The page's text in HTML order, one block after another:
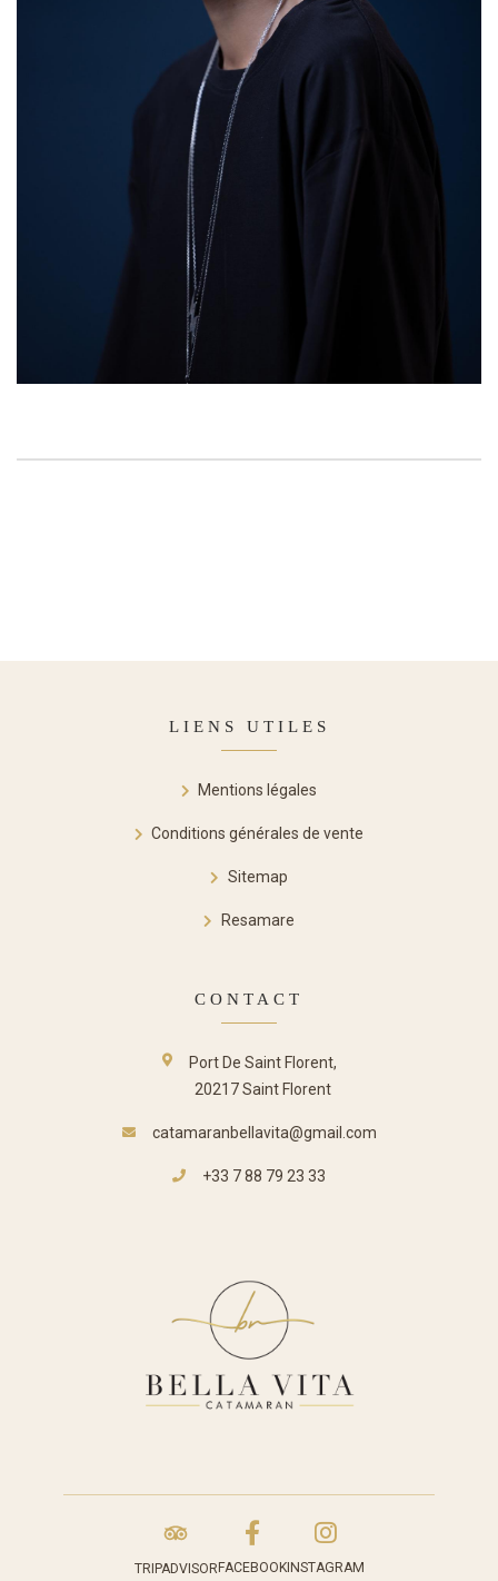
LIENS UTILES
Mentions légales
Conditions générales de vente
Sitemap
Resamare
CONTACT
Port De Saint Florent,
20217 Saint Florent
catamaranbellavita@gmail.com
+33 7 88 79 23 33
TRIPADVISOR FACEBOOKINSTAGRAM